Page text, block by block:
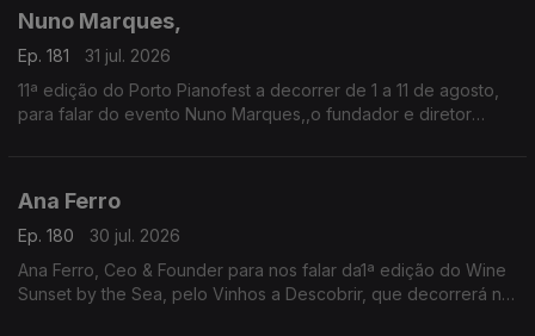
O grão-confrade Luís Manso da Confraria Gastronómica de
Almeirim fala sobre este símbolo da gastronomia.
Nuno Marques,
Ep. 181
31 jul. 2026
11ª edição do Porto Pianofest a decorrer de 1 a 11 de agosto,
para falar do evento Nuno Marques,,o fundador e diretor
Ana Ferro
Ep. 180
30 jul. 2026
Ana Ferro, Ceo & Founder para nos falar da1ª edição do Wine
Sunset by the Sea, pelo Vinhos a Descobrir, que decorrerá no